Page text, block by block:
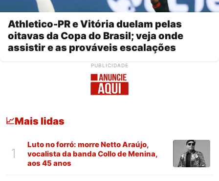
Athletico-PR e Vitória duelam pelas
oitavas da Copa do Brasil; veja onde
assistir e as prováveis escalações
PUBLICIDADE
📈Mais lidas
1
Luto no forró: morre Netto Araújo,
vocalista da banda Collo de Menina,
aos 45 anos